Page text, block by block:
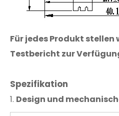
Für jedes Produkt stellen
Testbericht zur
Spezifikation
1. Design und